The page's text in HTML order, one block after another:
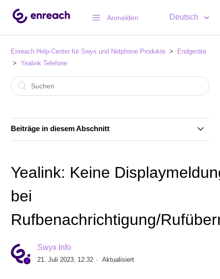
Anmelden Deutsch
Enreach Help-Center für Swyx und Netphone Produkte
Endgeräte
Yealink Telefone
Beiträge in diesem Abschnitt
Swyx Telefonbuch funktioniert nicht mehr bei älteren
Yealink Telefonen (T4x, CP9x0)
Ist ein Yealink T4xS oder CP9x0 Telefon geeignet für
Empfohlene Yealink Firmware Versionen ab Swyx
Yealink: Keine
bei
Rufbenachrichtigung/
Swyx Info
21. Juli 2023, 12:32 Aktualisiert